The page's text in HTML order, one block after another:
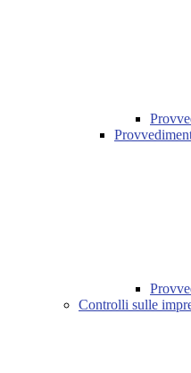
Controlli sulle